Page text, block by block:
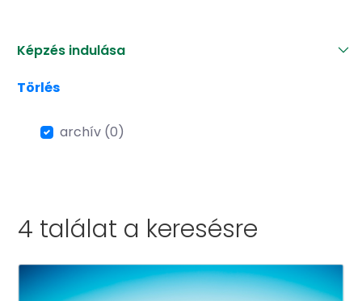
Képzés indulása
Törlés
archív (0)
4 találat a keresésre